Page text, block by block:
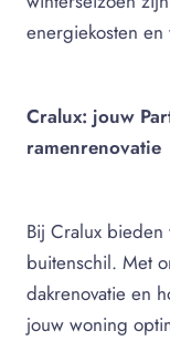
energiekosten
Cralux: jouw
ramenrenovatie
Bij Cralux bieden
buitenschil. Met
dakrenovatie en
jouw woning